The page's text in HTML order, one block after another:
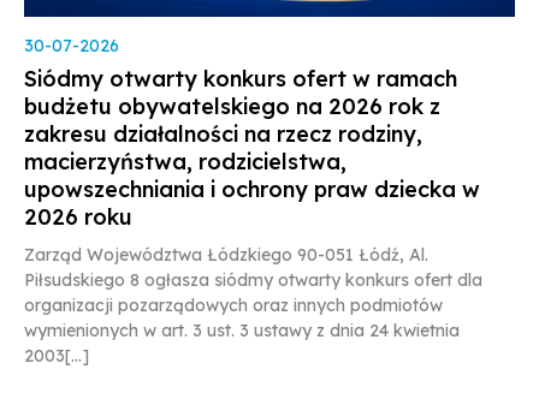
30-07-2026
Siódmy otwarty konkurs ofert w ramach
budżetu obywatelskiego na 2026 rok z
zakresu działalności na rzecz rodziny,
macierzyństwa, rodzicielstwa,
upowszechniania i ochrony praw dziecka w
2026 roku
Zarząd Województwa Łódzkiego 90-051 Łódź, Al.
Piłsudskiego 8 ogłasza siódmy otwarty konkurs ofert dla
organizacji pozarządowych oraz innych podmiotów
wymienionych w art. 3 ust. 3 ustawy z dnia 24 kwietnia
2003[...]